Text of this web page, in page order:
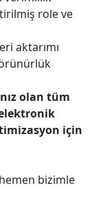
role ve
aktarımı
olan tüm
için
bizimle